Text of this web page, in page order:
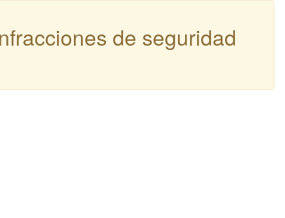
de seguridad